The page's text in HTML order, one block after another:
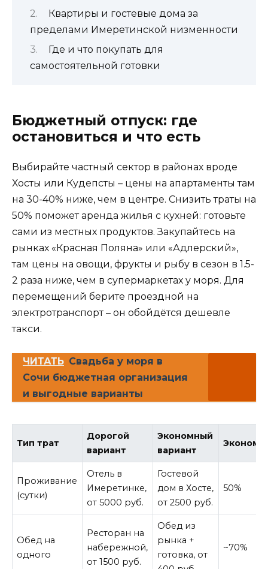
Квартиры и гостевые дома за
пределами Имеретинской низменности
Где и что покупать для
самостоятельной готовки
Бюджетный отпуск: где
остановиться и что есть
Выбирайте частный сектор в районах вроде
Хосты или Кудепсты – цены на апартаменты там
на 30-40% ниже, чем в центре. Снизить траты на
50% поможет аренда жилья с кухней: готовьте
сами из местных продуктов. Закупайтесь на
рынках «Красная Поляна» или «Адлерский»,
там цены на овощи, фрукты и рыбу в сезон в 1.5-
2 раза ниже, чем в супермаркетах у моря. Для
перемещений берите проездной на
электротранспорт – он обойдётся дешевле
такси.
ЧИТАТЬ Свадьба у моря в
Сочи бюджетная организация
и выгодные варианты
Тип трат
Дорогой
вариант
Экономный
вариант
Проживание
(сутки)
Отель в
Имеретинке,
от 5000 руб.
Гостевой
дом в Хосте,
от 2500 руб.
50%
Обед на
одного
Ресторан на
набережной,
от 1500 руб.
Обед из
рынка +
готовка, от
~70%